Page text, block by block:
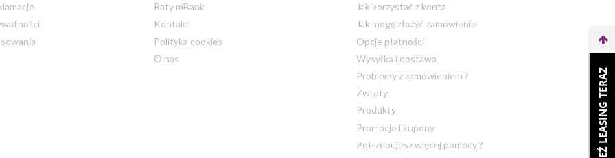
Raty mBank
Kontakt
Polityka cookies
O nas
Jak korzystać z konta
Jak mogę złożyć zamówienie
Opcje płatności
Wysyłka i dostawa
Problemy z zamówieniem ?
Zwroty
Produkty
Promocje i kupony
Potrzebujesz więcej pomocy ?
WEŹ LEASING TERAZ